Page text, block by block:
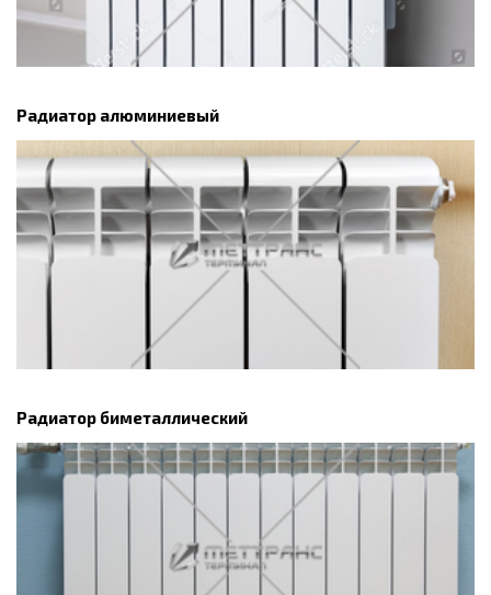
Радиатор алюминиевый
Радиатор биметаллический